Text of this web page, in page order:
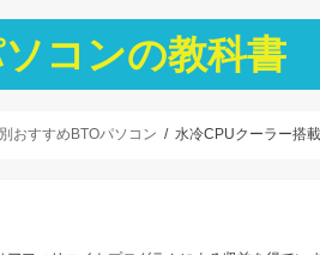
ソコンの教科書
おすすめBTOパソコン 水冷CPUクーラー搭